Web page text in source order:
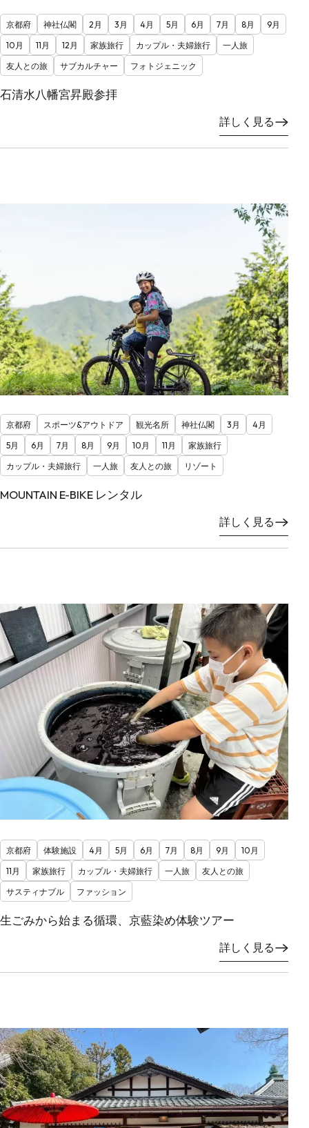
京都府 神社仏閣 2月 3月 4月 5月 6月 7月 8月
9月
10月
11月 12月 家族旅行 カップル・夫婦旅行
一人旅
友人との旅
サブカルチャー フォトジェニック
石清水八幡宮昇殿参拝
詳しく見る
京都府 スポーツ&アウトドア 観光名所 神社仏閣 3月
4月
5月
6月 7月 8月 9月 10月 11月
家族旅行
カップル・夫婦旅行
一人旅 友人との旅 リゾート
MOUNTAIN E-BIKE レンタル
詳しく見る
京都府 体験施設 4月 5月 6月 7月 8月 9月
10月
11月
家族旅行 カップル・夫婦旅行 一人旅
友人との旅
サスティナブル
ファッション
生ごみから始まる循環、京藍染め体験ツアー
詳しく見る